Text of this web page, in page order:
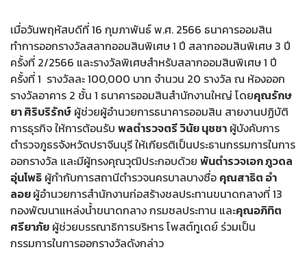
เมื่อวันพฤหัสบดีที่ 16 กุมภาพันธ์ พ.ศ. 2566 ธนาคารออมสิน
ทำการออกรางวัลสลากออมสินพิเศษ 1 ปี สลากออมสินพิเศษ 3 ปี
ครั้งที่ 2/2566 และรางวัลพิเศษสำหรับสลากออมสินพิเศษ 1 ปี
ครั้งที่ 1 รางวัลละ 100,000 บาท จำนวน 20 รางวัล ณ ห้องออก
รางวัลอาคาร 2 ชั้น 1 ธนาคารออมสินสำนักงานใหญ่ โดยคุณรักษ
ยา ศิริบริรักษ์ ผู้ช่วยผู้อำนวยการธนาคารออมสิน สายงานปฏิบัติ
การธุรกิจ ให้การต้อนรับ พลตำรวจตรี วินัย นุชชา ผู้บังคับการ
ตำรวจภูธรจังหวัดปราจีนบุรี ให้เกียรติเป็นประธานกรรมการในการ
ออกรางวัล และมีผู้ทรงคุณวุฒิประกอบด้วย พันตำรวจเอก ภูวดล
อุ่นโพธิ ผู้กำกับการสถานีตำรวจนครบาลบางซื่อ คุณสาธิต อำ
ลอยผู้อำนวยการสำนักงานก่อสร้างชลประทานขนาดกลางที่ 13
กองพัฒนาแหล่งน้ำขนาดกลาง กรมชลประทาน และคุณอภิทิต
ศรียาภัย ผู้ช่วยบรรณาธิการบริหาร โพสต์ทูเดย์ ร่วมเป็น
กรรมการในการออกรางวัลดังกล่าว